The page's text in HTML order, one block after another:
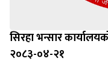
सिरहा भन्सार
२०८३-०४-२१